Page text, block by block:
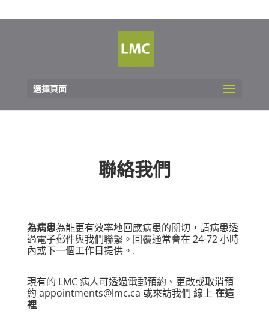
選擇頁面
聯絡我們
為病患為能更有效率地回應病患的關切，請病患透
過電子郵件與我們聯繫。回覆通常會在 24-72 小時
內或下一個工作日提供。.
現有的 LMC 病人可透過電郵預約、更改或取消預
約 appointments@lmc.ca 或來訪我們 線上 在這
裡